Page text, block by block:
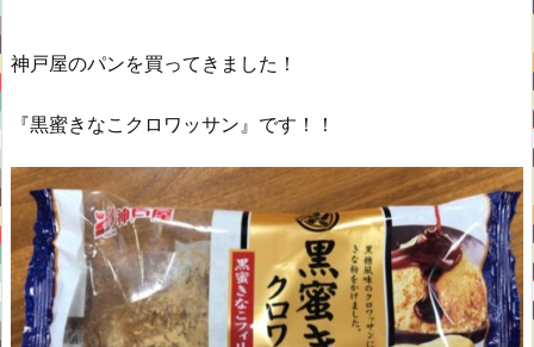
神戸屋のパンを買ってきました！
『黒蜜きなこクロワッサン』です！！